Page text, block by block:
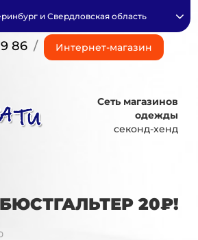
86 / Интернет-магазин
и Свердловская область
Сеть магазинов
одежды
секонд-хенд
20₽!